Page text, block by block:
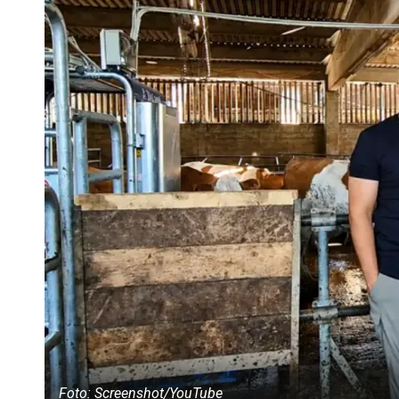
Foto: Screenshot/YouTube